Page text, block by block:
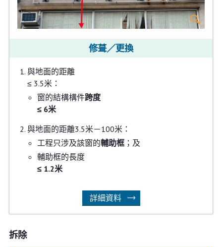
修葺／更換
與地面的距離
≤ 3.5米：
窗的結構構件跨度
≤ 6米
與地面的距離3.5米－100米：
工程只涉及該窗的輔助框；及
輔助框的長度
≤ 1.2米
詳細資料
拆除